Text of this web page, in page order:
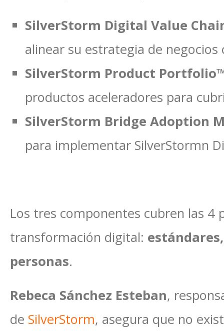
SilverStorm Digital Value
alinear su estrategia de negocios
SilverStorm Product
productos aceleradores para
SilverStorm Bridge Adoption
para implementar SilverStormn
Los tres componentes cubren las 4
transformación digital:
personas.
Rebeca Sánchez Esteban,
de SilverStorm, asegura que no